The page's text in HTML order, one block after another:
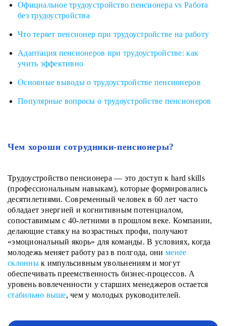
Официальное трудоустройство пенсионера vs Работа
без трудоустройства
Что теряет пенсионер при трудоустройстве на работу
Адаптация пенсионеров при трудоустройстве: как
учить эффективно
Основные выводы о трудоустройстве пенсионеров
Популярные вопросы о трудоустройстве пенсионеров
Чем хороши сотрудники-пенсионеры?
Трудоустройство пенсионера — это доступ к hard skills
(профессиональным навыкам), которые формировались
десятилетиями. Современный человек в 60 лет часто
обладает энергией и когнитивным потенциалом,
сопоставимым с 40-летними в прошлом веке.Компании,
делающие ставку на возрастных профи, получают
«эмоциональный якорь» для команды. В условиях, когда
молодежь меняет работу раз в полгода, онименее
склоннык импульсивным увольнениям и могут
обеспечивать преемственность бизнес-процессов. А
уровень вовлеченности у старших менеджеров остается
стабильно выше, чем у молодых руководителей.